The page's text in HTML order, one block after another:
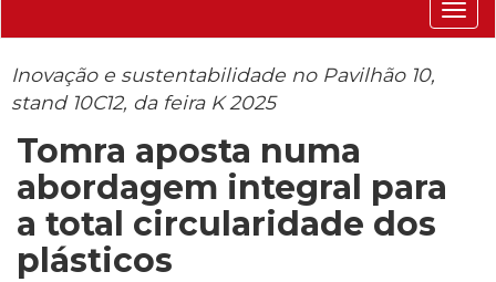
Inovação e sustentabilidade no Pavilhão 10,
stand 10C12, da feira K 2025
Tomra aposta numa
abordagem integral para
a total circularidade dos
plásticos